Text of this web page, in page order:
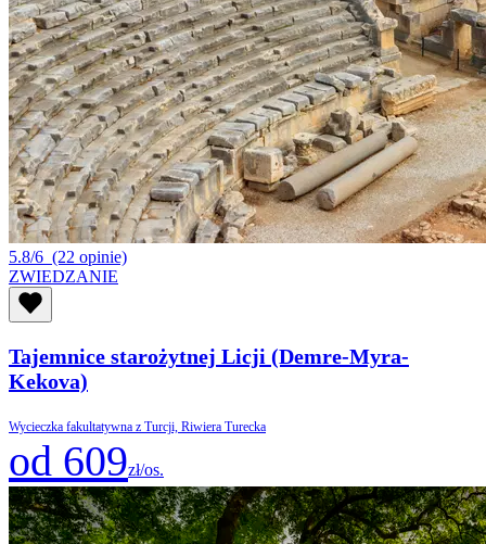
5.8/6 (22 opinie)
ZWIEDZANIE
Tajemnice starożytnej Licji (Demre-Myra-
Kekova)
Wycieczka fakultatywna z Turcji, Riwiera Turecka
od 609zł/os.